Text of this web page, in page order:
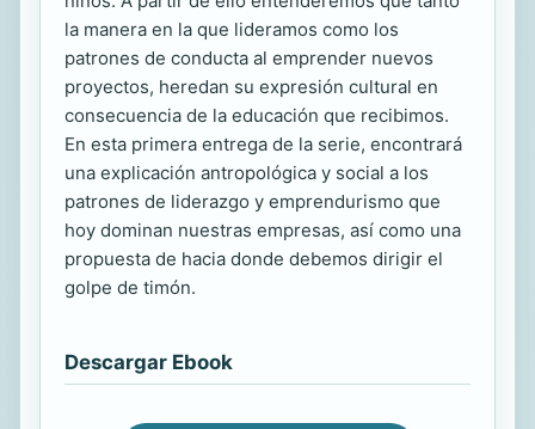
la manera en la que lideramos como los
patrones de conducta al emprender nuevos
proyectos, heredan su expresión cultural en
consecuencia de la educación que recibimos.
En esta primera entrega de la serie, encontrará
una explicación antropológica y social a los
patrones de liderazgo y emprendurismo que
hoy dominan nuestras empresas, así como una
propuesta de hacia donde debemos dirigir el
golpe de timón.
Descargar Ebook